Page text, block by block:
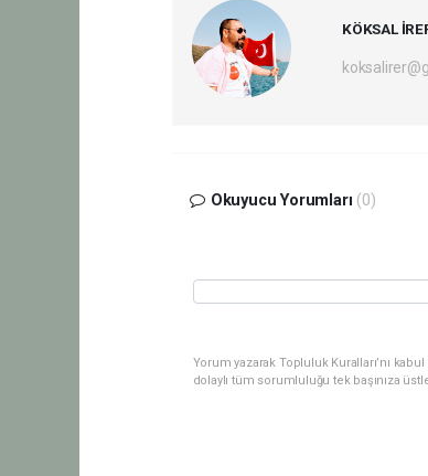
KÖKSAL
Okuyucu Yorumları (0)
Yorum yazarak Topluluk Kuralları’nı
dolaylı tüm sorumluluğu tek başınıza